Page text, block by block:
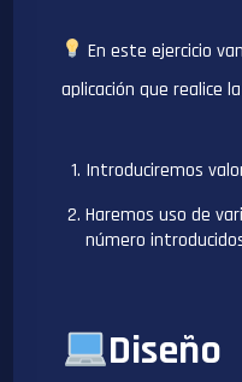
En este ejercicio
aplicación que realice
Introduciremos
Haremos uso de
número
Diseño